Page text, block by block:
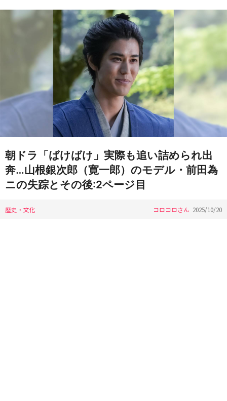
朝ドラ「ばけばけ」実際も追い詰められ出
奔…山根銀次郎（寛一郎）のモデル・前田為
ニの失踪とその後:2ページ目
歴史・文化 コロコロさん 2025/10/20